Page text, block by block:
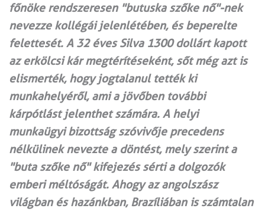
főnöke rendszeresen "butuska szőke nő"-nek
nevezze kollégái jelenlétében, és beperelte
felettesét. A 32 éves Silva 1300 dollárt kapott
az erkölcsi kár megtérítéseként, sőt még azt is
elismerték, hogy jogtalanul tették ki
munkahelyéről, ami a jövőben további
kárpótlást jelenthet számára. A helyi
munkaügyi bizottság szóvivője precedens
nélkülinek nevezte a döntést, mely szerint a
"buta szőke nő" kifejezés sérti a dolgozók
emberi méltóságát. Ahogy az angolszász
világban és hazánkban, Brazíliában is számtalan